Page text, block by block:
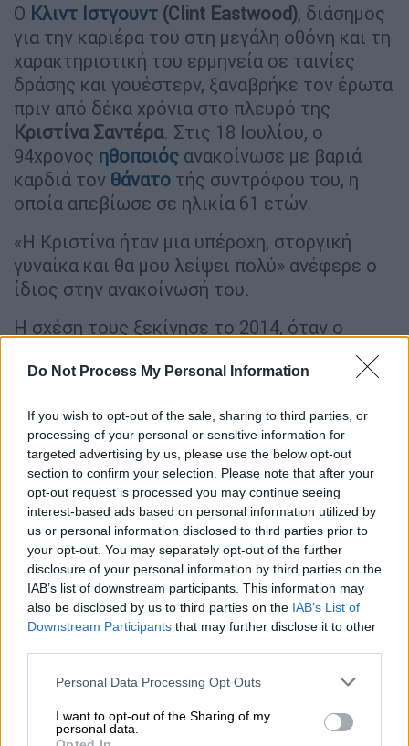
Do Not Process My Personal Information
If you wish to opt-out of the sale, sharing to third parties, or
processing of your personal or sensitive information for
targeted advertising by us, please use the below opt-out
section to confirm your selection. Please note that after your
opt-out request is processed you may continue seeing
interest-based ads based on personal information utilized by
us or personal information disclosed to third parties prior to
your opt-out. You may separately opt-out of the further
disclosure of your personal information by third parties on the
IAB’s list of downstream participants. This information may
also be disclosed by us to third parties on the IAB’s List of
Downstream Participants that may further disclose it to other
Please note that this website/app uses one or more Google
not limited to your visit or usage behaviour. You may click to
grant or deny consent to Google and its third-party tags to
Personal Data Processing Opt Outs
I want to opt-out of the Sharing of my
personal data.
Ο Κλιντ Ιστγουντ (Clint Eastwood), διάσημος
για την καριέρα του στη μεγάλη οθόνη και τη
χαρακτηριστική του ερμηνεία σε ταινίες
δράσης και γουέστερν, ξαναβρήκε τον έρωτα
πριν από δέκα χρόνια στο πλευρό της
Κριστίνα Σαντέρα. Στις 18 Ιουλίου, ο
94χρονος ηθοποιός ανακοίνωσε με βαριά
καρδιά τον θάνατο τής συντρόφου του, η
οποία απεβίωσε σε ηλικία 61 ετών.
«Η Κριστίνα ήταν μια υπέροχη, στοργική
γυναίκα και θα μου λείψει πολύ» ανέφερε ο
ίδιος στην ανακοίνωσή του.
Η σχέση τους ξεκίνησε το 2014, όταν ο
γνωρίστηκαν στο
Mission Ranch Hotel, ένα ξενοδοχείο
the-Sea της Καλιφόρνιας. Εκείνη εργαζόταν
εκεί ως οικοδέσποινα, και η συνάντησή τους
αποτέλεσε την αρχή μιας σημαντικής σχέσης
που κρατήθηκε μακριά από τα φώτα της
δημοσιότητας.
Παρά το γεγονός ότι ο ίδιος είχε πολλά
ειδύλλια στο παρελθόν, η σχέση αυτή
διατήρησε έναν διακριτικό χαρακτήρα. Η
πρώτη δημόσια εμφάνιση του ζευγαριού
έγινε στα Όσκαρ του 2015. Καθ’ όλη τη
διάρκεια της σχέσης τους, η Σαντέρα
εμφανίσεις, όπως προβολές ταινιών και